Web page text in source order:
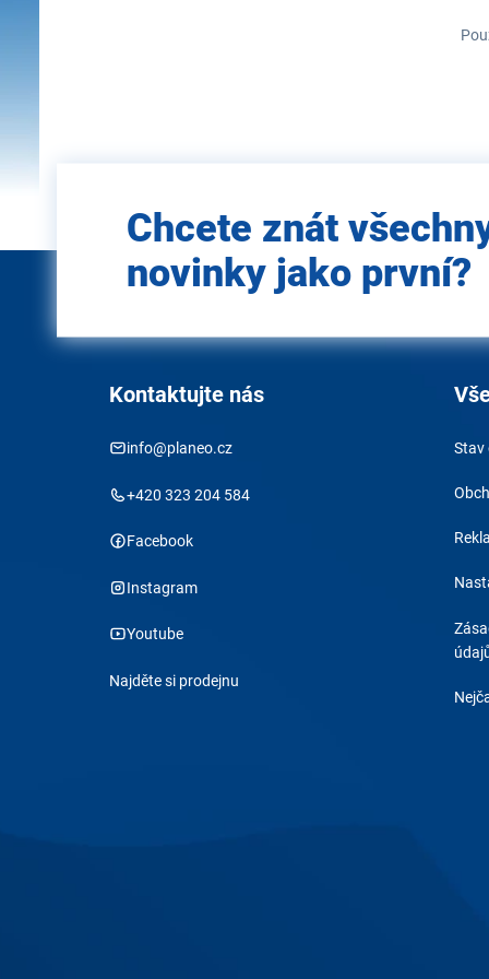
e-mail
Chcete znát
novinky jako první?
Kontaktujte nás
info@planeo.cz
+420 323 204 584
Facebook
Instagram
Youtube
Najděte si prodejnu
Stav